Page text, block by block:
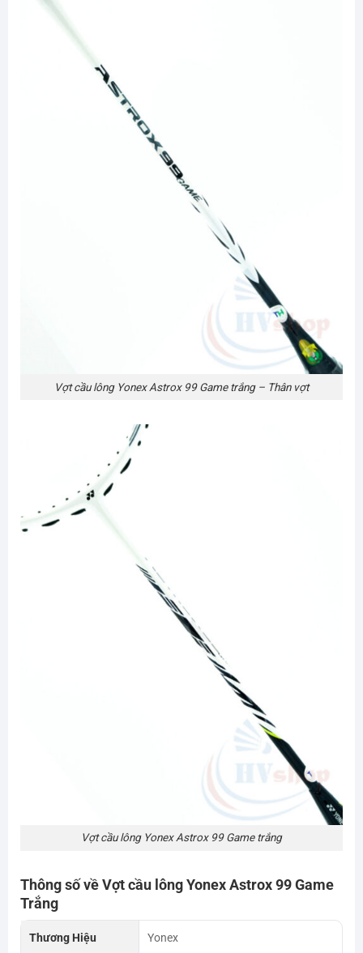
Vợt cầu lông Yonex Astrox 99 Game trắng – Thân vợt
Vợt cầu lông Yonex Astrox 99 Game trắng
Thông số về Vợt cầu lôngYonex Astrox99 Game
Trắng
Thương Hiệu Yonex